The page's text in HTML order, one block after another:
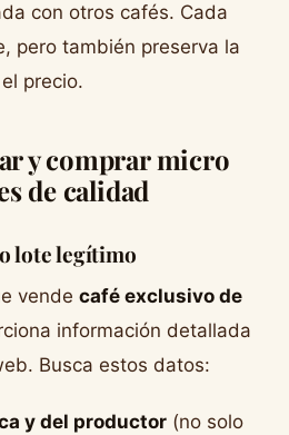
con otros cafés. Cada
pero también preserva la
precio.
y comprar micro
de calidad
lote legítimo
vende café exclusivo de
información detallada
Busca estos datos:
y del productor (no solo